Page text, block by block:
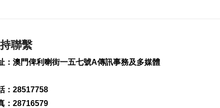
泰國:高度重視中國遊
客體驗 續完善產品服
聯繫
：澳門俾利喇街一五七號A傳訊事務及多媒體
：28517758
：28716579